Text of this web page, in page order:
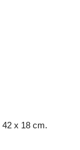
x 18 cm.